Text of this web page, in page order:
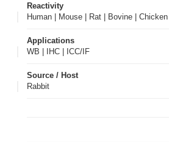
Reactivity
Human | Mouse | Rat | Bovine | Chicken
Applications
WB | IHC | ICC/IF
Source / Host
Rabbit